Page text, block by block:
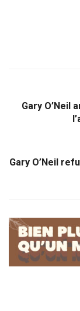
Gary O’Neil
Gary O’Neil